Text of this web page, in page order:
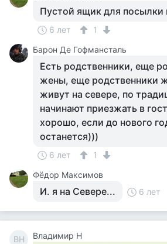
Пустой ящик для посылки
6 лет
1
Барон Де Гофмансталь
Есть родственники, еще
жены, еще родственники
живут на севере, по
начинают приезжать в
хорошо, если до нового
останется)))
6 лет
1
Фёдор Максимов
И. я на Севере... 6 лет
ВН Владимир Н